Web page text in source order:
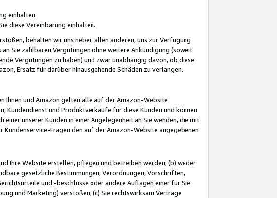
einhalten.
diese Vereinbarung einhalten.
behalten wir uns neben allen anderen, uns zur Verfügung
Sie zahlbaren Vergütungen ohne weitere Ankündigung (soweit
Vergütungen zu haben) und zwar unabhängig davon, ob diese
Ersatz für darüber hinausgehende Schäden zu verlangen.
Ihnen und Amazon gelten alle auf der Amazon-Website
Kundendienst und Produktverkäufe für diese Kunden und können
unserer Kunden in einer Angelegenheit an Sie wenden, die mit
Fragen den auf der Amazon-Website angegebenen
Ihre Website erstellen, pflegen und betreiben werden; (b) weder
gesetzliche Bestimmungen, Verordnungen, Vorschriften,
und -beschlüsse oder andere Auflagen einer für Sie
und Marketing) verstoßen; (c) Sie rechtswirksam Verträge